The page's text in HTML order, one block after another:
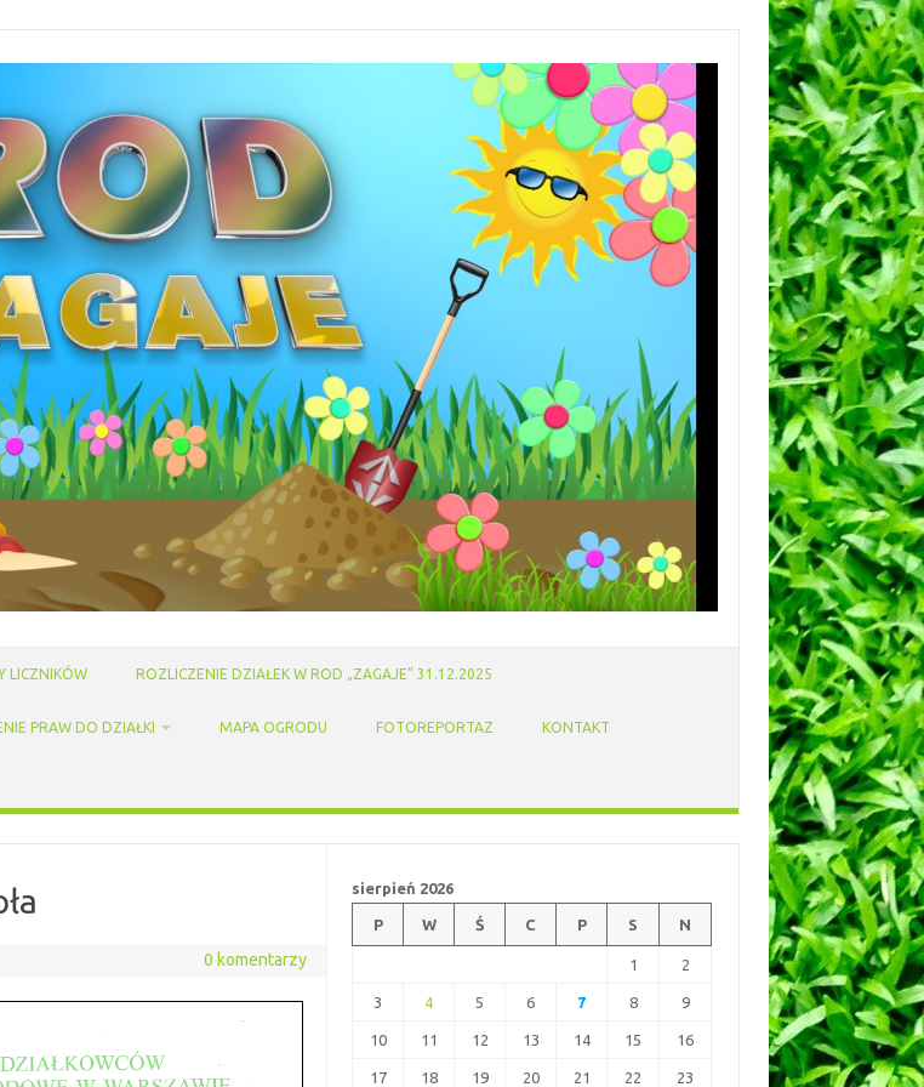
LICZNIKÓW ROZLICZENIE DZIAŁEK W ROD „ZAGAJE” 31.12.2025
PRAW DO DZIAŁKI MAPA OGRODU FOTOREPORTAZ KONTAKT
0 komentarzy
sierpień 2026
P W Ś C P S N
1 2
3 4 5 6 7 8 9
10 11 12 13 14 15 16
17 18 19 20 21 22 23